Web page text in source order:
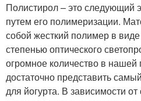
Полистирол – это следующий
путем его полимеризации.
собой жесткий полимер в
степенью оптического
огромное количество в
достаточно представить
для йогурта. В зависимости